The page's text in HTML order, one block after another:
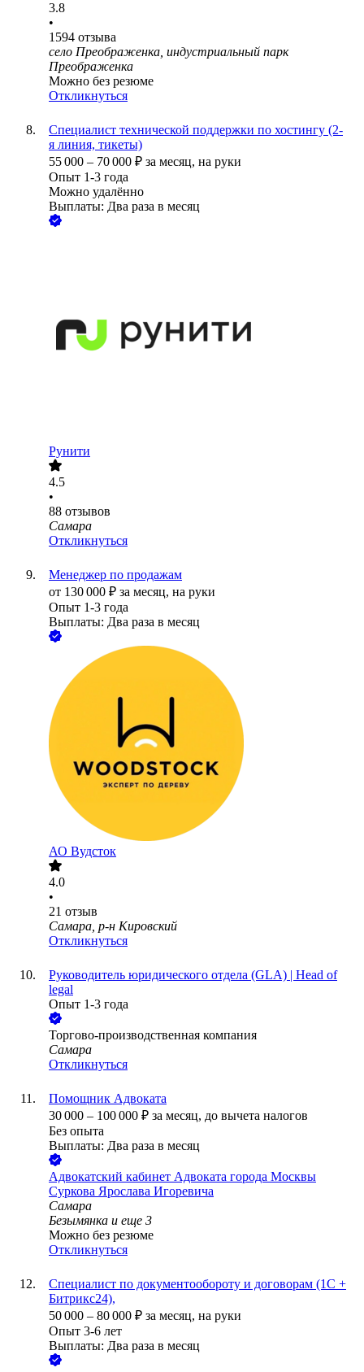
3.8
•
1594 отзыва
село Преображенка, индустриальный парк
Преображенка
Можно без резюме
Откликнуться
Специалист технической поддержки по хостингу (2-
я линия, тикеты)
55 000 – 70 000 ₽ за месяц, на руки
Опыт 1-3 года
Можно удалённо
Выплаты: Два раза в месяц
Рунити
4.5
•
88 отзывов
Самара
Откликнуться
Менеджер по продажам
от 130 000 ₽ за месяц, на руки
Опыт 1-3 года
Выплаты: Два раза в месяц
АО Вудсток
4.0
•
21 отзыв
Самара, р-н Кировский
Откликнуться
Руководитель юридического отдела (GLA) | Head of
legal
Опыт 1-3 года
Торгово-производственная компания
Самара
Откликнуться
Помощник Адвоката
30 000 – 100 000 ₽ за месяц, до вычета налогов
Без опыта
Выплаты: Два раза в месяц
Адвокатский кабинет Адвоката города Москвы
Суркова Ярослава Игоревича
Самара
Безымянка и еще 3
Можно без резюме
Откликнуться
Специалист по документообороту и договорам (1С +
Битрикс24),
50 000 – 80 000 ₽ за месяц, на руки
Опыт 3-6 лет
Выплаты: Два раза в месяц